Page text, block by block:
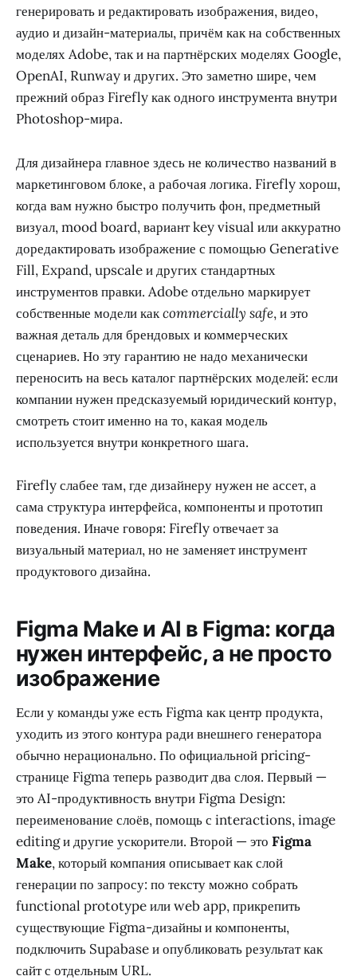
генерировать и редактировать изображения, видео,
аудио и дизайн-материалы, причём как на собственных
моделях Adobe, так и на партнёрских моделях Google,
OpenAI, Runway и других. Это заметно шире, чем
прежний образ Firefly как одного инструмента внутри
Photoshop-мира.
Для дизайнера главное здесь не количество названий в
маркетинговом блоке, а рабочая логика. Firefly хорош,
когда вам нужно быстро получить фон, предметный
визуал, mood board, вариант key visual или аккуратно
доредактировать изображение с помощью Generative
Fill, Expand, upscale и других стандартных
инструментов правки. Adobe отдельно маркирует
собственные модели какcommercially safe, и это
важная деталь для брендовых и коммерческих
сценариев. Но эту гарантию не надо механически
переносить на весь каталог партнёрских моделей: если
компании нужен предсказуемый юридический контур,
смотреть стоит именно на то, какая модель
используется внутри конкретного шага.
Firefly слабее там, где дизайнеру нужен не ассет, а
сама структура интерфейса, компоненты и прототип
поведения. Иначе говоря: Firefly отвечает за
визуальный материал, но не заменяет инструмент
продуктового дизайна.
Figma Make и AI в Figma: когда
нужен интерфейс, а не просто
изображение
Если у команды уже есть Figma как центр продукта,
уходить из этого контура ради внешнего генератора
обычно нерационально. По официальной pricing-
странице Figma теперь разводит два слоя. Первый —
это AI-продуктивность внутри Figma Design:
переименование слоёв, помощь с interactions, image
editing и другие ускорители. Второй — это Figma
Make, который компания описывает как слой
генерации по запросу: по тексту можно собрать
functional prototype или web app, прикрепить
существующие Figma-дизайны и компоненты,
подключить Supabase и опубликовать результат как
сайт с отдельным URL.